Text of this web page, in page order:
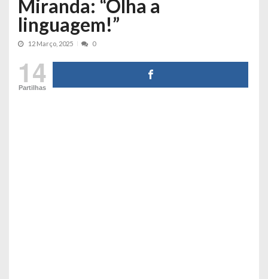
Miranda: “Olha a
linguagem!”
12 Março, 2025 0
14
Partilhas